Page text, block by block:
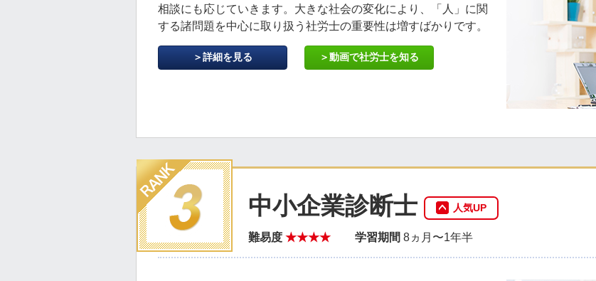
相談にも応じていきます。大きな社会の変化により、「人」に関
する諸問題を中心に取り扱う社労士の重要性は増すばかりです。
＞詳細を見る ＞動画で社労士を知る
中小企業診断士 人気UP
難易度 ★★★★ 学習期間 8ヵ月〜1年半